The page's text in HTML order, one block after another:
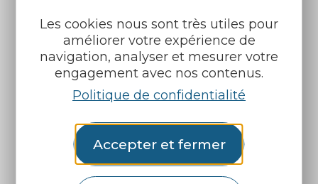
Les cookies nous sont très utiles pour
améliorer votre expérience de
navigation, analyser et mesurer votre
engagement avec nos contenus.
Politique de confidentialité
Accepter et fermer
Infos pratiques
Nos accueils
Nos brochures
Météo
Retrouvez-nous sur :